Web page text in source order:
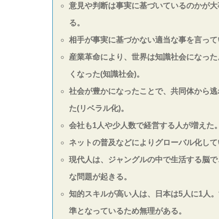
意見や判断は事実に基づいているのかが
る。
相手が事実に基づかない適当な事を言っ
産業革命により、世界は知識社会になっ
くなった(知識社会)。
社会が豊かになったことで、共同体から
た(リベラル化)。
会社も1人や少人数で経営する人が増えた
ネットの普及などによりグローバル化し
現代人は、ジャングルの中で生活する脳
な問題が起きる。
知的スキルが高い人は、日本は5人に1人
準となっているため無理がある。